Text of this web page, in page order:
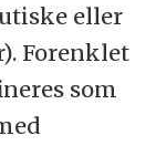
eller
Forenklet
som